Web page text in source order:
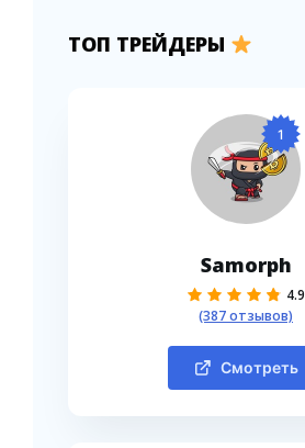
ТОП ТРЕЙДЕРЫ
1
Samorph
4.9
(387 отзывов)
Смотреть